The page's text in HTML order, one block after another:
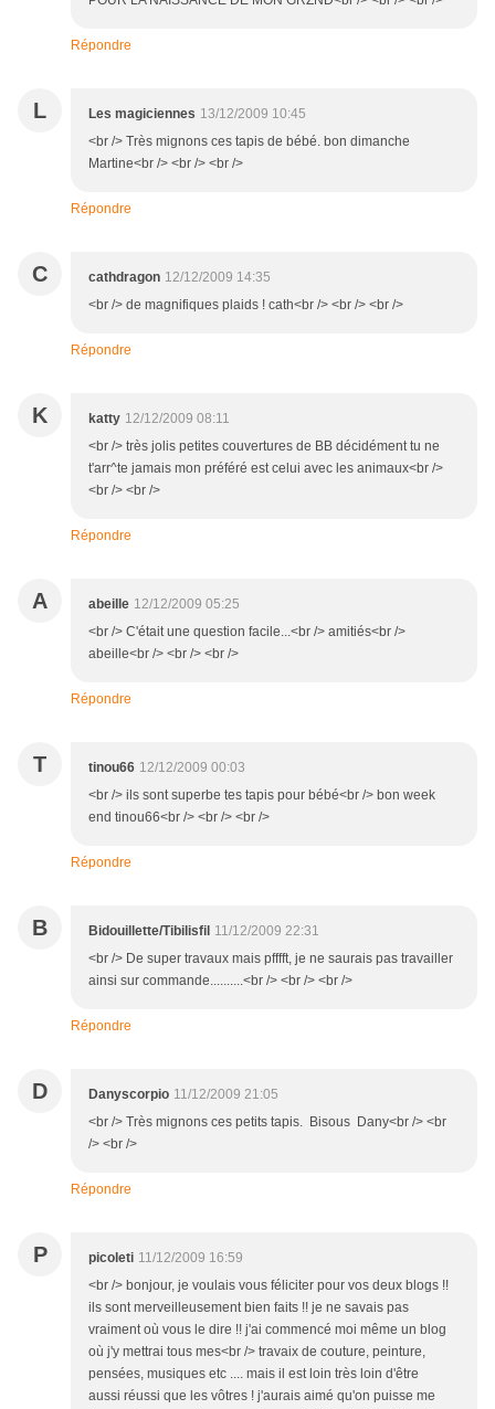
Répondre
L Les magiciennes 13/12/2009 10:45
<br /> Très mignons ces tapis de bébé. bon dimanche
Martine<br /> <br /> <br />
Répondre
C cathdragon 12/12/2009 14:35
<br /> de magnifiques plaids ! cath<br /> <br /> <br />
Répondre
K katty 12/12/2009 08:11
<br /> très jolis petites couvertures de BB décidément tu ne
t'arr^te jamais mon préféré est celui avec les animaux<br />
<br /> <br />
Répondre
A abeille 12/12/2009 05:25
<br /> C'était une question facile...<br /> amitiés<br />
abeille<br /> <br /> <br />
Répondre
T tinou66 12/12/2009 00:03
<br /> ils sont superbe tes tapis pour bébé<br /> bon week
end tinou66<br /> <br /> <br />
Répondre
B Bidouillette/Tibilisfil 11/12/2009 22:31
<br /> De super travaux mais pfffft, je ne saurais pas travailler
ainsi sur commande..........<br /> <br /> <br />
Répondre
D Danyscorpio 11/12/2009 21:05
<br /> Très mignons ces petits tapis. Bisous Dany<br /> <br
/> <br />
Répondre
P picoleti 11/12/2009 16:59
<br /> bonjour, je voulais vous féliciter pour vos deux blogs !!
ils sont merveilleusement bien faits !! je ne savais pas
vraiment où vous le dire !! j'ai commencé moi même un blog
où j'y mettrai tous mes<br /> travaix de couture, peinture,
pensées, musiques etc .... mais il est loin très loin d'être
aussi réussi que les vôtres ! j'aurais aimé qu'on puisse me